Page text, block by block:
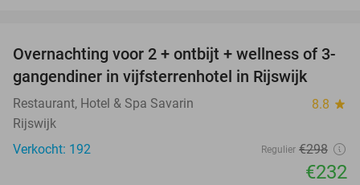
22%
Overnachting voor 2 + ontbijt + wellness of 3-
gangendiner in vijfsterrenhotel in Rijswijk
Restaurant, Hotel & Spa Savarin 8.8 star
Rijswijk
Verkocht: 192
Regulier €298
€232